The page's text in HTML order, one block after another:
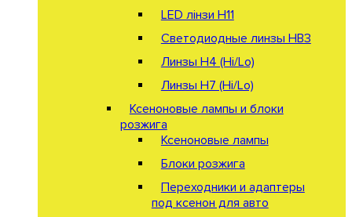
LED лінзи H11
Светодиодные линзы HB3
Линзы Н4 (Hi/Lo)
Линзы Н7 (Hi/Lo)
Ксеноновые лампы и блоки
розжига
Ксеноновые лампы
Блоки розжига
Переходники и адаптеры
под ксенон для авто